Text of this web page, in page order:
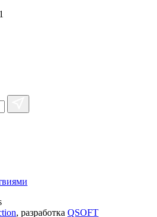
, разработка QSOFT